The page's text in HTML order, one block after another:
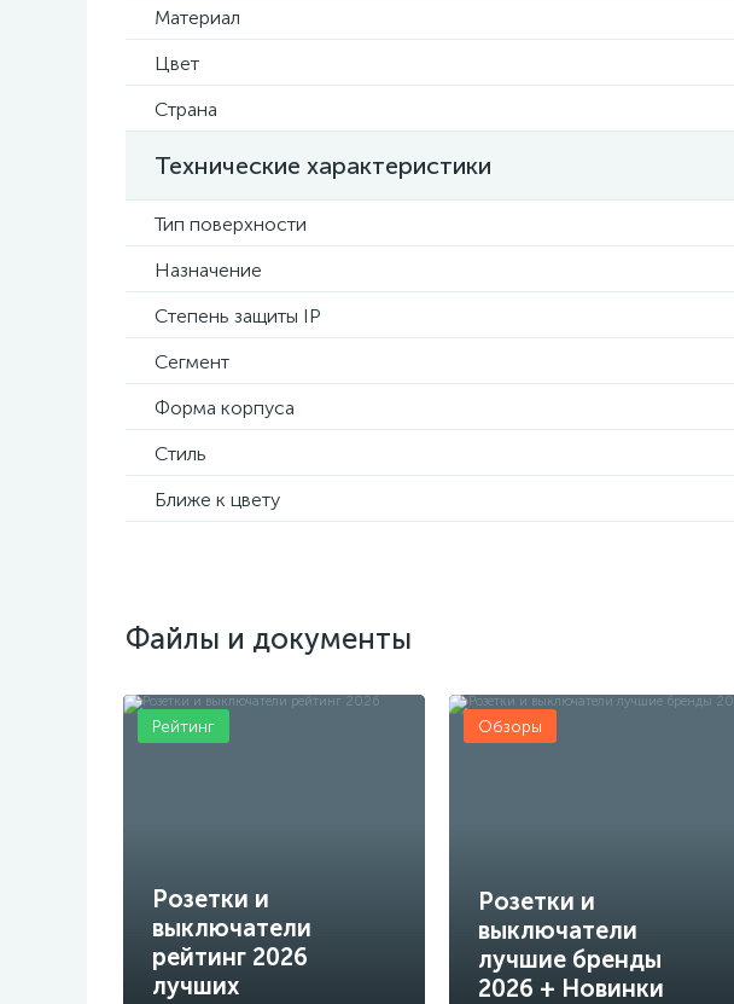
Материал
Цвет
Страна
Технические характеристики
Тип поверхности
Назначение
Степень защиты IP
Сегмент
Форма корпуса
Стиль
Ближе к цвету
Файлы и документы
Розетки и
выключатели
рейтинг 2026
лучших
Рейтинг
Розетки и
выключатели
лучшие бренды
2026 + Новинки
Обзоры